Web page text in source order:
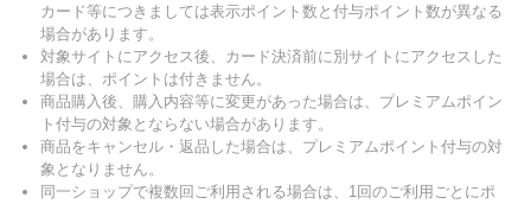
カード等につきましては表示ポイント数と付与ポイント数が異なる
場合があります。
対象サイトにアクセス後、カード決済前に別サイトにアクセスした
場合は、ポイントは付きません。
商品購入後、購入内容等に変更があった場合は、プレミアムポイン
ト付与の対象とならない場合があります。
商品をキャンセル・返品した場合は、プレミアムポイント付与の対
象となりません。
同一ショップで複数回ご利用される場合は、1回のご利用ごとにポ